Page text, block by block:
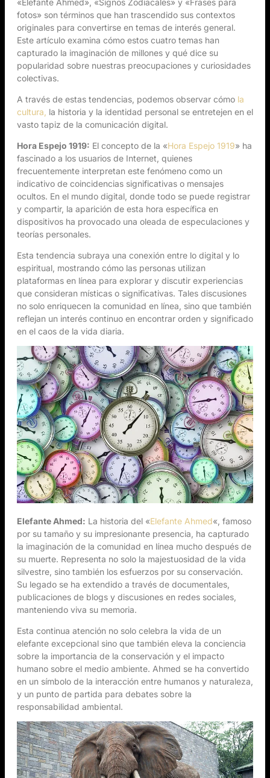
«Elefante Ahmed», «Signos Zodiacales» y «Frases para
fotos» son términos que han trascendido sus contextos
originales para convertirse en temas de interés general.
Este artículo examina cómo estos cuatro temas han
capturado la imaginación de millones y qué dice su
popularidad sobre nuestras preocupaciones y curiosidades
colectivas.
A través de estas tendencias, podemos observar cómo la
cultura, la historia y la identidad personal se entretejen en el
vasto tapiz de la comunicación digital.
Hora Espejo 1919: El concepto de la «Hora Espejo 1919» ha
fascinado a los usuarios de Internet, quienes
frecuentemente interpretan este fenómeno como un
indicativo de coincidencias significativas o mensajes
ocultos. En el mundo digital, donde todo se puede registrar
y compartir, la aparición de esta hora específica en
dispositivos ha provocado una oleada de especulaciones y
teorías personales.
Esta tendencia subraya una conexión entre lo digital y lo
espiritual, mostrando cómo las personas utilizan
plataformas en línea para explorar y discutir experiencias
que consideran místicas o significativas. Tales discusiones
no solo enriquecen la comunidad en línea, sino que también
reflejan un interés continuo en encontrar orden y significado
en el caos de la vida diaria.
Elefante Ahmed: La historia del «Elefante Ahmed«, famoso
por su tamaño y su impresionante presencia, ha capturado
la imaginación de la comunidad en línea mucho después de
su muerte. Representa no solo la majestuosidad de la vida
silvestre, sino también los esfuerzos por su conservación.
Su legado se ha extendido a través de documentales,
publicaciones de blogs y discusiones en redes sociales,
manteniendo viva su memoria.
Esta continua atención no solo celebra la vida de un
elefante excepcional sino que también eleva la conciencia
sobre la importancia de la conservación y el impacto
humano sobre el medio ambiente. Ahmed se ha convertido
en un símbolo de la interacción entre humanos y naturaleza,
y un punto de partida para debates sobre la
responsabilidad ambiental.